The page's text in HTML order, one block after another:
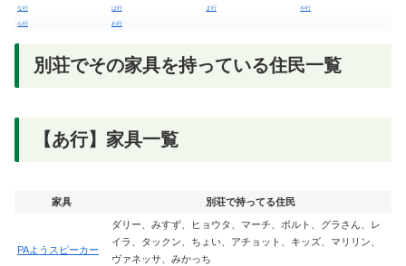
な行 は行 ま行 や行
ら行 わ行
別荘でその家具を持っている住民一覧
【あ行】家具一覧
家具 別荘で持ってる住民
PAようスピーカー
ダリー、みすず、ヒョウタ、マーチ、ボルト、グラさん、レ
イラ、タックン、ちょい、アチョット、キッズ、マリリン、
ヴァネッサ、みかっち